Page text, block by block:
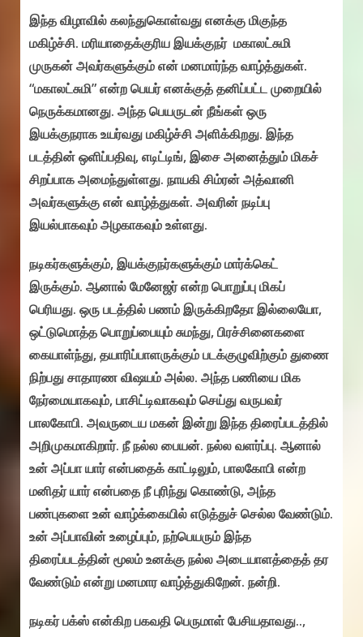
இந்த விழாவில் கலந்துகொள்வது எனக்கு மிகுந்த
மகிழ்ச்சி. மரியாதைக்குரிய இயக்குநர் மகாலட்சுமி
முருகன் அவர்களுக்கும் என் மனமார்ந்த வாழ்த்துகள்.
“மகாலட்சுமி” என்ற பெயர் எனக்குத் தனிப்பட்ட முறையில்
நெருக்கமானது. அந்த பெயருடன் நீங்கள் ஒரு
இயக்குநராக உயர்வது மகிழ்ச்சி அளிக்கிறது. இந்த
படத்தின் ஒளிப்பதிவு, எடிட்டிங், இசை அனைத்தும் மிகச்
சிறப்பாக அமைந்துள்ளது. நாயகி சிம்ரன் அத்வானி
அவர்களுக்கு என் வாழ்த்துகள். அவரின் நடிப்பு
இயல்பாகவும் அழகாகவும் உள்ளது.
நடிகர்களுக்கும், இயக்குநர்களுக்கும் மார்க்கெட்
இருக்கும். ஆனால் மேனேஜர் என்ற பொறுப்பு மிகப்
பெரியது. ஒரு படத்தில் பணம் இருக்கிறதோ இல்லையோ,
ஒட்டுமொத்த பொறுப்பையும் சுமந்து, பிரச்சினைகளை
கையாள்ந்து, தயாரிப்பாளருக்கும் படக்குழுவிற்கும் துணை
நிற்பது சாதாரண விஷயம் அல்ல. அந்த பணியை மிக
நேர்மையாகவும், பாசிட்டிவாகவும் செய்து வருபவர்
பாலகோபி. அவருடைய மகன் இன்று இந்த திரைப்படத்தில்
அறிமுகமாகிறார். நீ நல்ல பையன். நல்ல வளர்ப்பு. ஆனால்
உன் அப்பா யார் என்பதைக் காட்டிலும், பாலகோபி என்ற
மனிதர் யார் என்பதை நீ புரிந்து கொண்டு, அந்த
பண்புகளை உன் வாழ்க்கையில் எடுத்துச் செல்ல வேண்டும்.
உன் அப்பாவின் உழைப்பும், நற்பெயரும் இந்த
திரைப்படத்தின் மூலம் உனக்கு நல்ல அடையாளத்தைத் தர
வேண்டும் என்று மனமார வாழ்த்துகிறேன். நன்றி.
நடிகர் பக்ஸ் என்கிற பகவதி பெருமாள் பேசியதாவது..,